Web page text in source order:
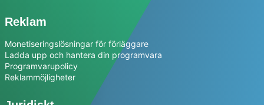
Reklam
Monetiseringslösningar för förläggare
Ladda upp och hantera din programvara
Programvarupolicy
Reklammöjligheter